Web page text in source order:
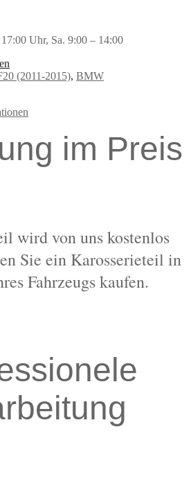
Uhr, Sa. 9:00 – 14:00
(2011-2015), BMW
im Preis
wird von uns kostenlos
Sie ein Karosserieteil in
Fahrzeugs kaufen.